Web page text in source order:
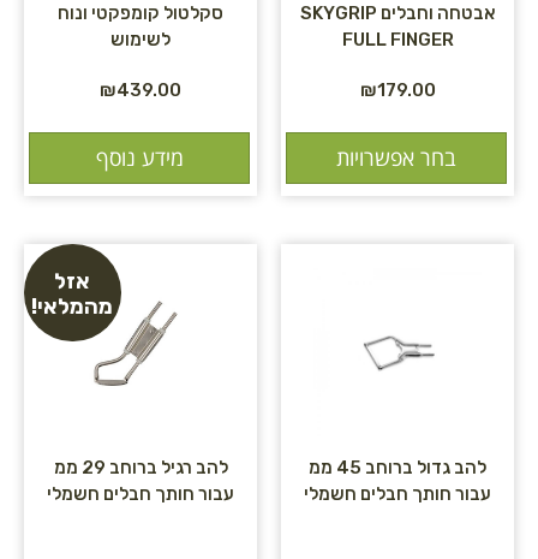
אבטחה וחבלים SKYGRIP
FULL FINGER
₪179.00
בחר אפשרויות
סקלטול קומפקטי ונוח
לשימוש
₪439.00
מידע נוסף
להב גדול ברוחב 45 ממ
עבור חותך חבלים חשמלי
אזל
מהמלאי!
להב רגיל ברוחב 29 ממ
עבור חותך חבלים חשמלי